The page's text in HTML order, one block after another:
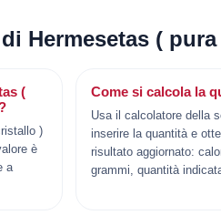
Hermesetas (
(
)
è
a
Come si calcola la
Usa il calcolatore della
inserire la quantità e
risultato aggiornato:
grammi, quantità